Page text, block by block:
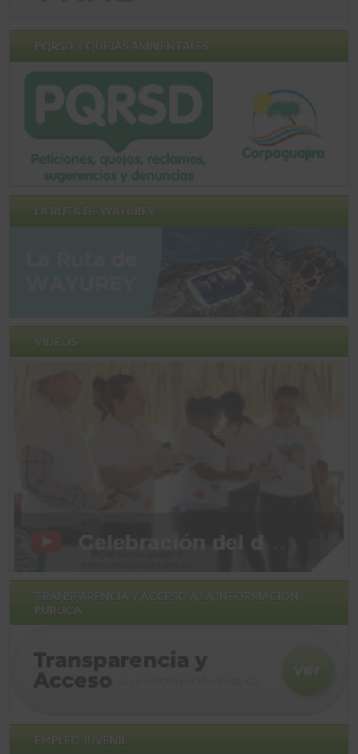
PQRSD Y QUEJAS AMBIENTALES
LA RUTA DE WAYUREY
VIDEOS
PUBLICA
EMPLEO JUVENIL